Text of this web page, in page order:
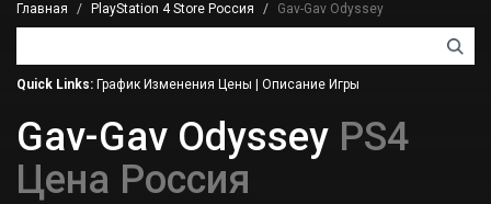
Главная PlayStation 4 Store Россия Gav-Gav Odyssey
Quick Links: График Изменения Цены Описание Игры
Gav-Gav Odyssey PS4
Цена Россия